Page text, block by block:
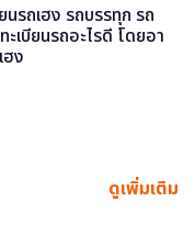
นรถเฮง รถบรรทุก รถ
ะเบียนรถอะไรดี โดยอา
ง
ดูเพิ่มเติม